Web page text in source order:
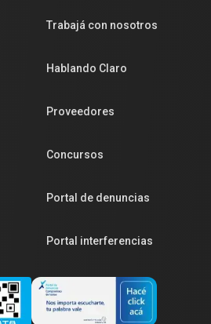
Trabajá con nosotros
Hablando Claro
Proveedores
Concursos
Portal de denuncias
Portal interferencias